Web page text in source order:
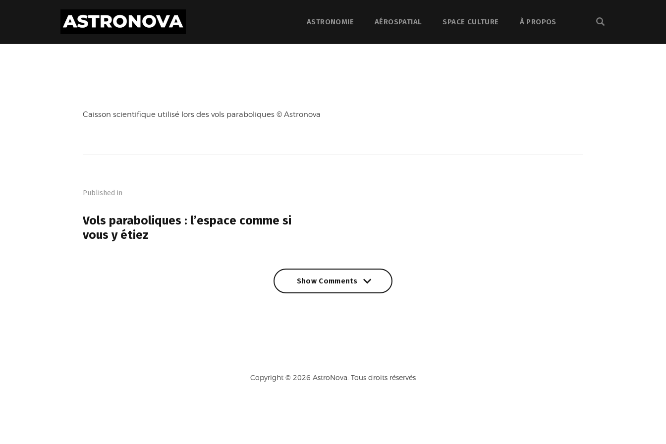
ASTRONOMIE AÉROSPATIAL SPACE CULTURE À PROPOS
Caisson scientifique utilisé lors des vols paraboliques © Astronova
de
Published in
Vols paraboliques : l’espace comme si
vous y étiez
Show Comments
Copyright © 2026 AstroNova. Tous droits réservés